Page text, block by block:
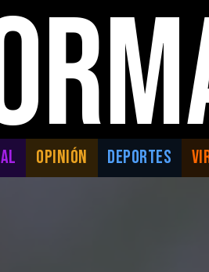
OPINIÓN DEPORTES